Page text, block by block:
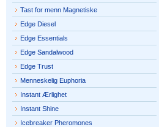
Tast for menn Magnetiske
Edge Diesel
Edge Essentials
Edge Sandalwood
Edge Trust
Menneskelig Euphoria
Instant Ærlighet
Instant Shine
Icebreaker Pheromones